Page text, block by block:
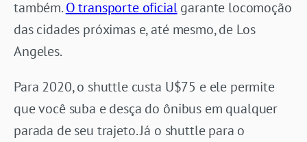
também.O transporte oficialgarante locomoção
das cidades próximas e, até mesmo, de Los
Angeles.
Para 2020, o shuttle custa U$75 e ele permite
que você suba e desça do ônibus em qualquer
parada de seu trajeto. Já o shuttle para o